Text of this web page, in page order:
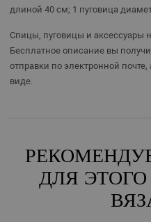
длиной 40 см; 1 пуговица
Спицы, пуговицы и аксессуары
Бесплатное описание вы
отправки по электронной
виде.
ДЛЯ